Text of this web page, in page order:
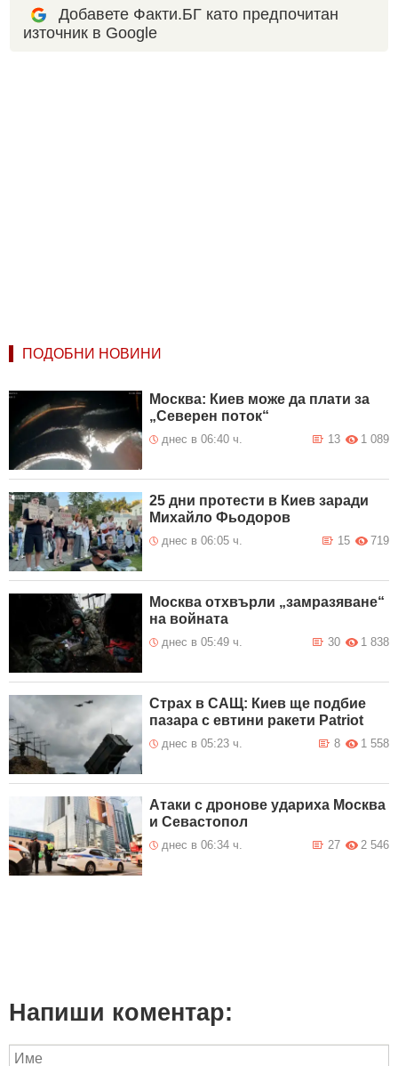
Добавете Факти.БГ като предпочитан
източник в Google
ПОДОБНИ НОВИНИ
Москва: Киев може да плати за
„Северен поток“
днес в 06:40 ч. 1 089
13
25 дни протести в Киев заради
Михайло Фьодоров
днес в 06:05 ч. 719
15
Москва отхвърли „замразяване“
на войната
днес в 05:49 ч. 1 838
30
Страх в САЩ: Киев ще подбие
пазара с евтини ракети Patriot
днес в 05:23 ч. 1 558
8
Атаки с дронове удариха Москва
и Севастопол
днес в 06:34 ч. 2 546
27
Напиши коментар: